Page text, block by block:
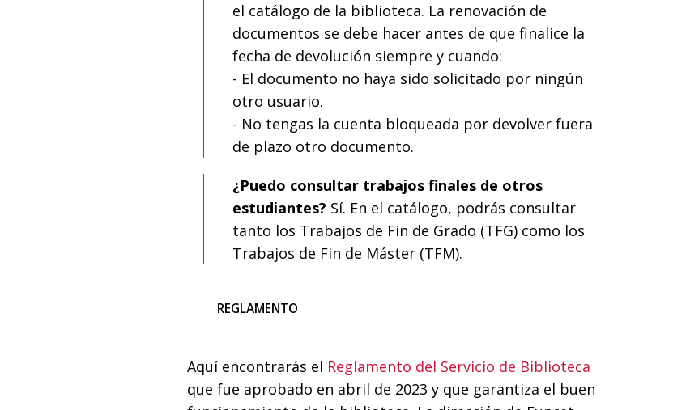
el catálogo de la biblioteca. La renovación de
documentos se debe hacer antes de que finalice la
fecha de devolución siempre y cuando:
- El documento no haya sido solicitado por ningún
otro usuario.
- No tengas la cuenta bloqueada por devolver fuera
de plazo otro documento.
¿Puedo consultar trabajos finales de otros
estudiantes? Sí. En el catálogo, podrás consultar
tanto los Trabajos de Fin de Grado (TFG) como los
Trabajos de Fin de Máster (TFM).
REGLAMENTO
Aquí encontrarás el Reglamento del Servicio de Biblioteca
que fue aprobado en abril de 2023 y que garantiza el buen